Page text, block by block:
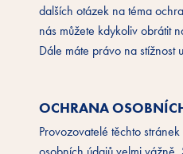
dalších otázek na téma
nás můžete kdykoliv obrátit
Dále máte právo na stížnost
OCHRANA
Provozovatelé těchto